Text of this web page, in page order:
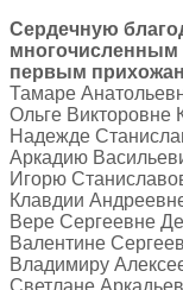
Сердечную
первым
Тамаре
Ольге Викторовне
Надежде
Аркадию
Игорю
Клавдии
Вере Сергеевне
Валентине
Владимиру
Светлане